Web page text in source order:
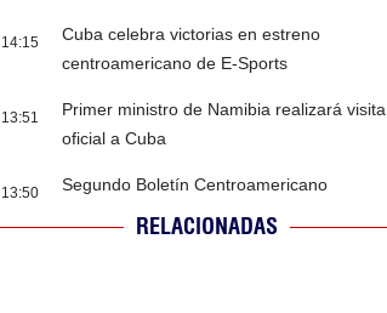
14:15
Cuba celebra victorias en estreno
centroamericano de E-Sports
13:51
Primer ministro de Namibia realizará visita
oficial a Cuba
13:50 Segundo Boletín Centroamericano
RELACIONADAS